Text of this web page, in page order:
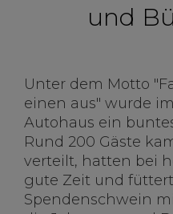
und
Unter dem Motto
einen aus" wurde
Autohaus ein
Rund 200 Gäste
verteilt, hatten bei
gute Zeit und
Spendenschwein